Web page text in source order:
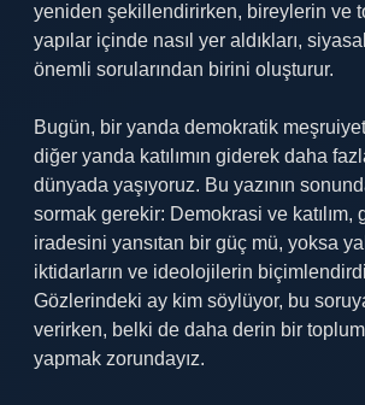
yeniden şekillendirirken, bireylerin ve
yapılar içinde nasıl yer aldıkları,
önemli sorularından birini oluşturur.
Bugün, bir yanda demokratik
diğer yanda katılımın giderek daha
dünyada yaşıyoruz. Bu yazının
sormak gerekir: Demokrasi ve katılım,
iradesini yansıtan bir güç mü, yoksa
iktidarların ve ideolojilerin
Gözlerindeki ay kim söylüyor, bu
verirken, belki de daha derin bir
yapmak zorundayız.